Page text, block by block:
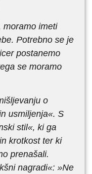
moramo imeti
Potrebno se je
postanemo
se moramo
o
usmiljenja«. S
stil«, ki ga
krotkost ter ki
prenašali.
nagradi«: »Ne